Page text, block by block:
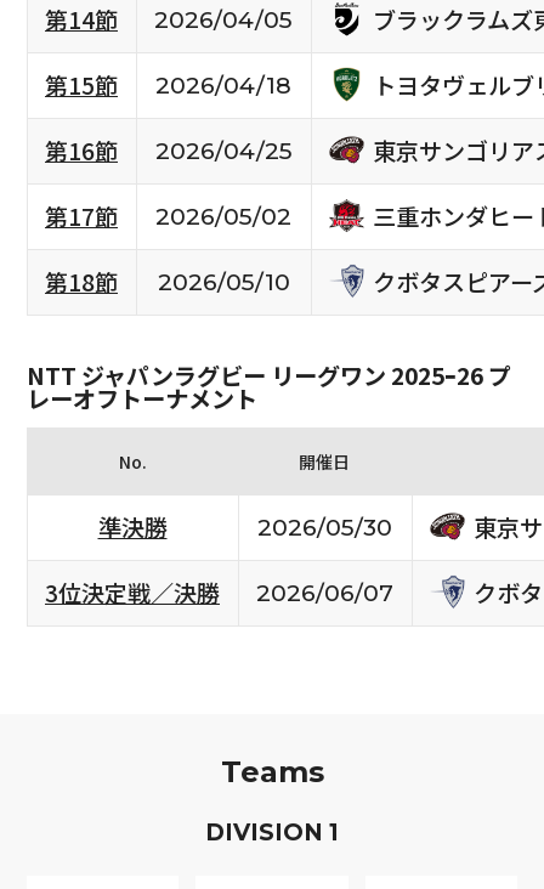
第14節
2026/04/05
ブラックラムズ
第15節
2026/04/18
トヨタヴェルブ
第16節
2026/04/25
東京サンゴリア
第17節
2026/05/02
三重ホンダヒー
第18節
2026/05/10 クボタスピアー
NTT ジャパンラグビー リーグワン 2025ｰ26 プ
レーオフトーナメント
No. 開催日
準決勝 2026/05/30
東京
3位決定戦／決勝
2026/06/07 クボ
Teams
DIVISION 1